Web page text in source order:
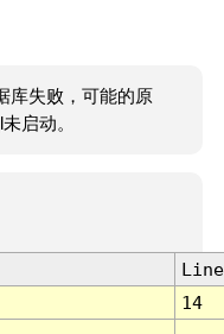
库失败，可能的原
启动。
Line
14